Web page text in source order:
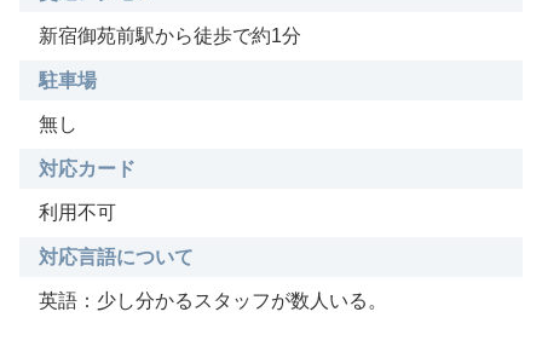
新宿御苑前駅から徒歩で約1分
駐車場
無し
対応カード
利用不可
対応言語について
英語：少し分かるスタッフが数人いる。